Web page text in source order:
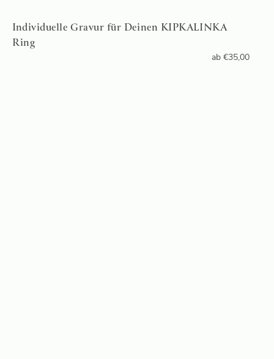
Individuelle Gravur für Deinen KIPKALINKA
Ring
ab €35,00